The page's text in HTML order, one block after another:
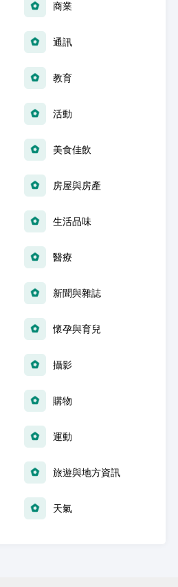
商業
通訊
教育
活動
美食佳飲
房屋與房產
生活品味
醫療
新聞與雜誌
懷孕與育兒
攝影
購物
運動
旅遊與地方資訊
天氣